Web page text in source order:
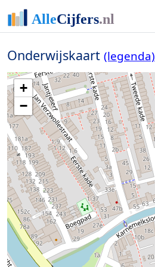
Onderwijskaart (legenda)
+
−